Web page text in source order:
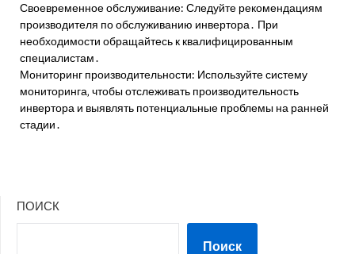
Своевременное обслуживание: Следуйте рекомендациям
производителя по обслуживанию инвертора․ При
необходимости обращайтесь к квалифицированным
специалистам․
Мониторинг производительности: Используйте систему
мониторинга‚ чтобы отслеживать производительность
инвертора и выявлять потенциальные проблемы на ранней
стадии․
ПОИСК
Поиск